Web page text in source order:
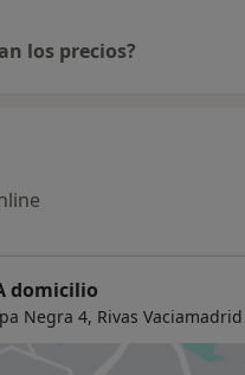
los precios?
domicilio
Negra 4, Rivas Vaciamadrid